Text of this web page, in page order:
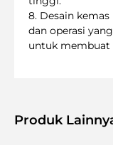
8. Desain
dan operasi
untuk membuat
Produk